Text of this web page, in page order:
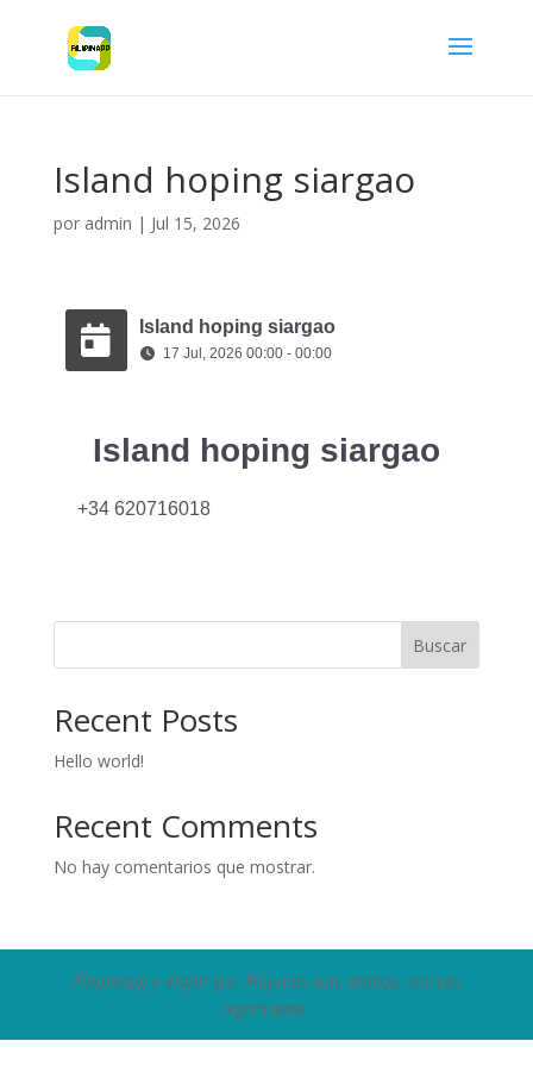
Island hoping siargao
por admin | Jul 15, 2026
Island hoping siargao
17 Jul, 2026 00:00 - 00:00
Island hoping siargao
+34 620716018
Buscar
Recent Posts
Hello world!
Recent Comments
No hay comentarios que mostrar.
Filipinapp y Viajar por Filipinas son, ambas, marcas
registradas.